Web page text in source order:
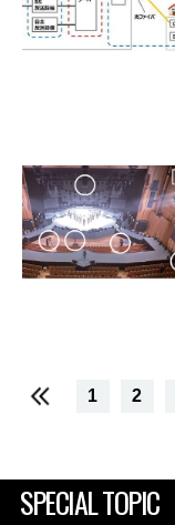
1 2
SPECIAL TOPIC